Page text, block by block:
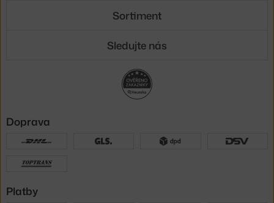
Sortiment
Sledujte nás
Doprava
Platby